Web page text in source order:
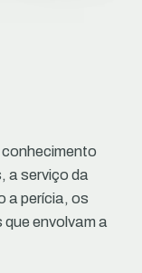
a serviço da
a perícia, os
envolvam a